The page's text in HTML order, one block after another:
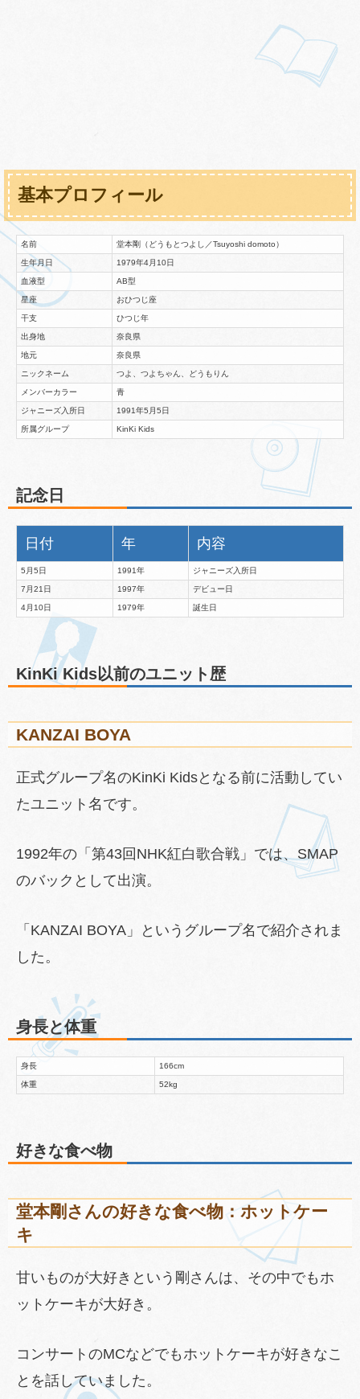
基本プロフィール
名前 堂本剛（どうもとつよし／Tsuyoshi domoto）
生年月日 1979年4月10日
血液型 AB型
星座 おひつじ座
干支 ひつじ年
出身地 奈良県
地元 奈良県
ニックネーム つよ、つよちゃん、どうもりん
メンバーカラー 青
ジャニーズ入所日 1991年5月5日
所属グループ KinKi Kids
記念日
日付 年 内容
5月5日 1991年 ジャニーズ入所日
7月21日 1997年 デビュー日
4月10日 1979年 誕生日
KinKi Kids以前のユニット歴
KANZAI BOYA
正式グループ名のKinKi Kidsとなる前に活動してい
たユニット名です。
1992年の「第43回NHK紅白歌合戦」では、SMAP
のバックとして出演。
「KANZAI BOYA」というグループ名で紹介されま
した。
身長と体重
身長 166cm
体重 52kg
好きな食べ物
堂本剛さんの好きな食べ物：ホットケー
キ
甘いものが大好きという剛さんは、その中でもホ
ットケーキが大好き。
コンサートのMCなどでもホットケーキが好きなこ
とを話していました。